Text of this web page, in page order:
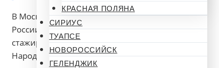
КРАСНАЯ ПОЛЯНА
СИРИУС
ТУАПСЕ
НОВОРОССИЙСК
ГЕЛЕНДЖИК
В Москве, на базе проекта госпитальных школ
России «УчимЗнаем», прошло мероприятие по
стажировке специалистов из Донецкой
Народной Республики.